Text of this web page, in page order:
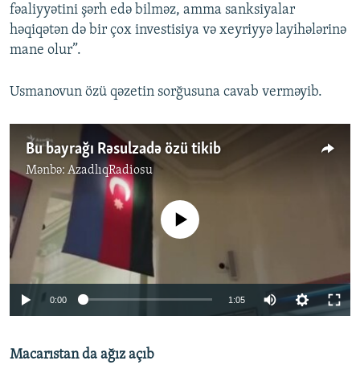
fəaliyyətini şərh edə bilməz, amma sanksiyalar
həqiqətən də bir çox investisiya və xeyriyyə layihələrinə
mane olur”.
Usmanovun özü qəzetin sorğusuna cavab verməyib.
Bu bayrağı Rəsulzadə özü tikib
Mənbə: AzadlıqRadiosu
No media source currently available
0:00 1:05 Auto
Macarıstan da ağız açıb